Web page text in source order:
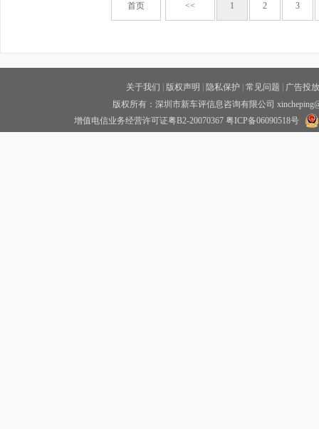
首页 << 1 2 3
关于我们 版权声明 隐私保护 常见问题
广告投放
版权所有：深圳市新车评信息咨询有限公司
增值电信业务经营许可证粤B2-20070367 粤ICP备06090518号